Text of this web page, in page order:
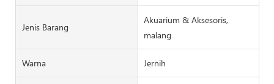
Jenis Barang
Akuarium & Aksesoris,
malang
Warna Jernih